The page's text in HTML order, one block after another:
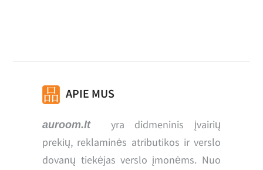
APIE MUS
auroom.ltyra didmeninis įvairių
prekių, reklaminės atributikos ir verslo
dovanų tiekėjas verslo įmonėms. Nuo